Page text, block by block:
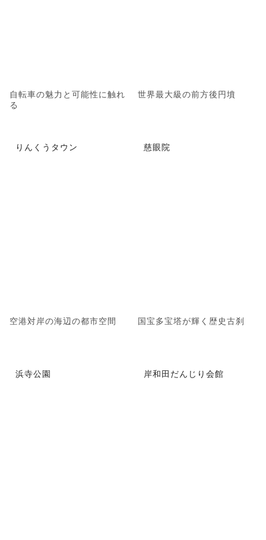
自転車の魅力と可能性に触れ
る
世界最大級の前方後円墳
りんくうタウン
空港対岸の海辺の都市空間
慈眼院
国宝多宝塔が輝く歴史古刹
浜寺公園 岸和田だんじり会館